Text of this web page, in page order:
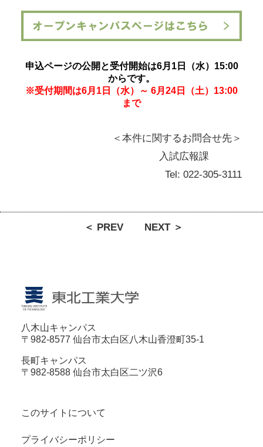
申込ページの公開と受付開始は6月1日（水）15:00
からです。
※受付期間は6月1日（水）～ 6月24日（土）13:00
まで
＜本件に関するお問合せ先＞
入試広報課
Tel: 022-305-3111
＜ PREV NEXT ＞
八木山キャンパス
〒982-8577 仙台市太白区八木山香澄町35-1
長町キャンパス
〒982-8588 仙台市太白区二ツ沢6
このサイトについて
プライバシーポリシー